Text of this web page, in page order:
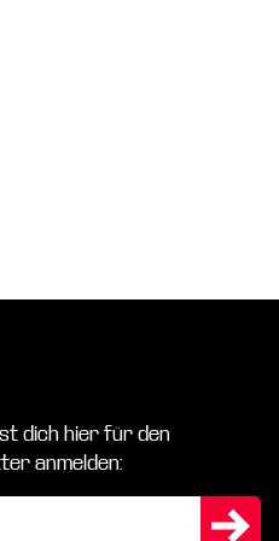
dich hier für den
anmelden: